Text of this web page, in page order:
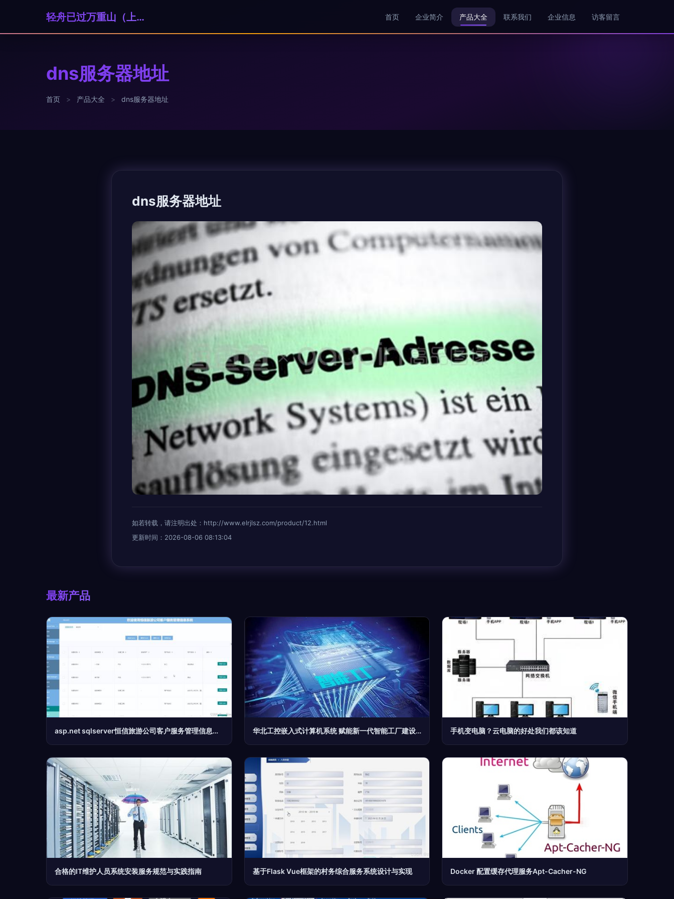
轻舟已过万重山（上海）科技贸易有限公司 首页 企业简介 产品大全 联系我们 企业信息 访客留言
dns服务器地址
首页 > 产品大全 > dns服务器地址
dns服务器地址
如若转载，请注明出处：http://www.elrjlsz.com/product/12.html
更新时间：2026-08-06 08:13:04
最新产品
asp.net sqlserver恒信旅游公司客户服务管理信息系统 计算机毕业设计源码13912 华北工控嵌入式计算机系统 赋能新一代智能工厂建设快速发展 手机变电脑？云电脑的好处我们都该知道
合格的IT维护人员系统安装服务规范与实践指南 基于Flask Vue框架的村务综合服务系统设计与实现 Docker 配置缓存代理服务Apt-Cacher-NG